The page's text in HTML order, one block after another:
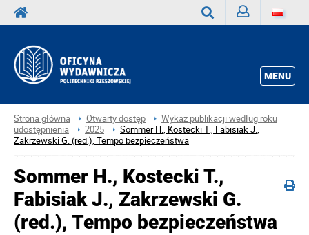
MENU
Strona główna Otwarty dostęp
Wykaz publikacji według roku
udostępnienia
2025
Sommer H., Kostecki T., Fabisiak J.,
Zakrzewski G. (red.), Tempo bezpieczeństwa
Sommer H., Kostecki T.,
Fabisiak J., Zakrzewski G.
(red.), Tempo bezpieczeństwa